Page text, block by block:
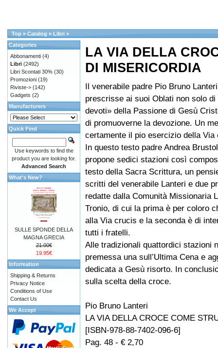
Top » Catalog » Libri »
LA VIA DELLA
DI MISERICORDIA
Il venerabile padre Pio Bruno
prescrisse ai suoi Oblati non solo
devoti» della Passione di Gesù
di promuoverne la devozione. Un
certamente il pio esercizio della Via
In questo testo padre Andrea
propone sedici stazioni così
testo della Sacra Scrittura, un
scritti del venerabile Lanteri e due
redatte dalla Comunità Missionaria
Tronio, di cui la prima è per coloro
alla Via crucis e la seconda è di
tutti i fratelli.
Alle tradizionali quattordici stazioni
premessa una sull’Ultima Cena e
dedicata a Gesù risorto. In
sulla scelta della croce.
Pio Bruno Lanteri
LA VIA DELLA CROCE COME
[ISBN-978-88-7402-096-6]
Pag. 48 - € 2,70
Categories
Abbonamenti (4)
Libri (2492)
Libri Scontati 30% (30)
Promozioni (19)
Riviste-> (142)
Gadgets (2)
Manufacturers
Quick Find
Use keywords to find the
product you are looking for.
Advanced Search
What's New?
SULLE SPONDE DELLA
MAGNA GRECIA
21.00€
19.95€
Information
Shipping & Returns
Privacy Notice
Conditions of Use
Contact Us
We Accept